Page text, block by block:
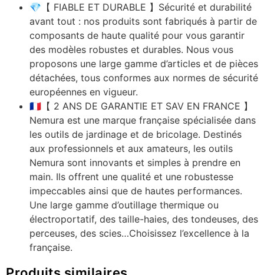
💎【 FIABLE ET DURABLE 】Sécurité et durabilité
avant tout : nos produits sont fabriqués à partir de
composants de haute qualité pour vous garantir
des modèles robustes et durables. Nous vous
proposons une large gamme d’articles et de pièces
détachées, tous conformes aux normes de sécurité
européennes en vigueur.
🇫🇷【 2 ANS DE GARANTIE ET SAV EN FRANCE 】
Nemura est une marque française spécialisée dans
les outils de jardinage et de bricolage. Destinés
aux professionnels et aux amateurs, les outils
Nemura sont innovants et simples à prendre en
main. Ils offrent une qualité et une robustesse
impeccables ainsi que de hautes performances.
Une large gamme d’outillage thermique ou
électroportatif, des taille-haies, des tondeuses, des
perceuses, des scies…Choisissez l’excellence à la
française.